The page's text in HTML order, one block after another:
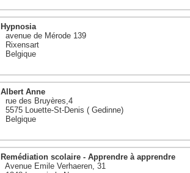
Hypnosia
avenue de Mérode 139
Rixensart
Belgique
Albert Anne
rue des Bruyères,4
5575 Louette-St-Denis ( Gedinne)
Belgique
Remédiation scolaire - Apprendre à apprendre
Avenue Emile Verhaeren, 31